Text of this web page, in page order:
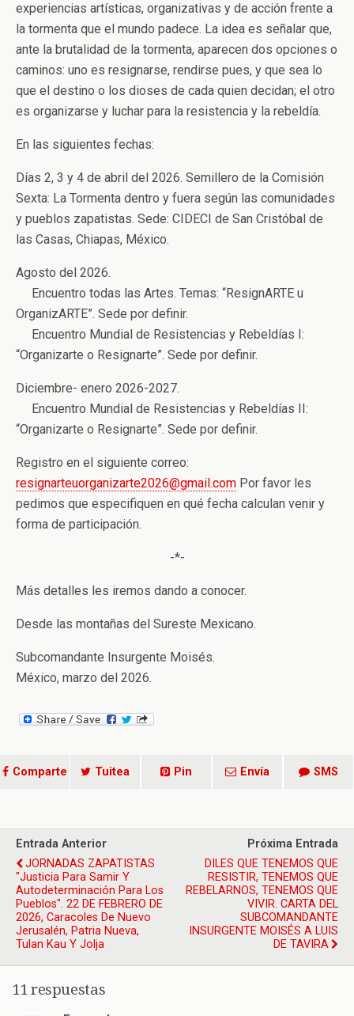
experiencias artísticas, organizativas y de acción frente a
la tormenta que el mundo padece. La idea es señalar que,
ante la brutalidad de la tormenta, aparecen dos opciones o
caminos: uno es resignarse, rendirse pues, y que sea lo
que el destino o los dioses de cada quien decidan; el otro
es organizarse y luchar para la resistencia y la rebeldía.
En las siguientes fechas:
Días 2, 3 y 4 de abril del 2026. Semillero de la Comisión
Sexta: La Tormenta dentro y fuera según las comunidades
y pueblos zapatistas. Sede: CIDECI de San Cristóbal de
las Casas, Chiapas, México.
Agosto del 2026.
Encuentro todas las Artes. Temas: “ResignARTE u
OrganizARTE”. Sede por definir.
Encuentro Mundial de Resistencias y Rebeldías I:
“Organizarte o Resignarte”. Sede por definir.
Diciembre- enero 2026-2027.
Encuentro Mundial de Resistencias y Rebeldías II:
“Organizarte o Resignarte”. Sede por definir.
Registro en el siguiente correo:
resignarteuorganizarte2026@gmail.com Por favor les
pedimos que especifiquen en qué fecha calculan venir y
forma de participación.
-*-
Más detalles les iremos dando a conocer.
Desde las montañas del Sureste Mexicano.
Subcomandante Insurgente Moisés.
México, marzo del 2026.
Comparte Tuitea Pin Envía SMS
Entrada Anterior
JORNADAS ZAPATISTAS
"Justicia Para Samir Y
Autodeterminación Para Los
Pueblos". 22 DE FEBRERO DE
2026, Caracoles De Nuevo
Jerusalén, Patria Nueva,
Tulan Kau Y Jolja
Próxima Entrada
DILES QUE TENEMOS QUE
RESISTIR, TENEMOS QUE
REBELARNOS, TENEMOS QUE
VIVIR. CARTA DEL
SUBCOMANDANTE
INSURGENTE MOISÉS A LUIS
DE TAVIRA
11 respuestas